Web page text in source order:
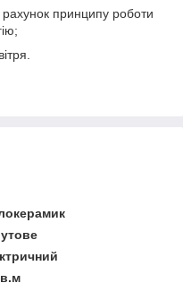
рахунок принципу роботи